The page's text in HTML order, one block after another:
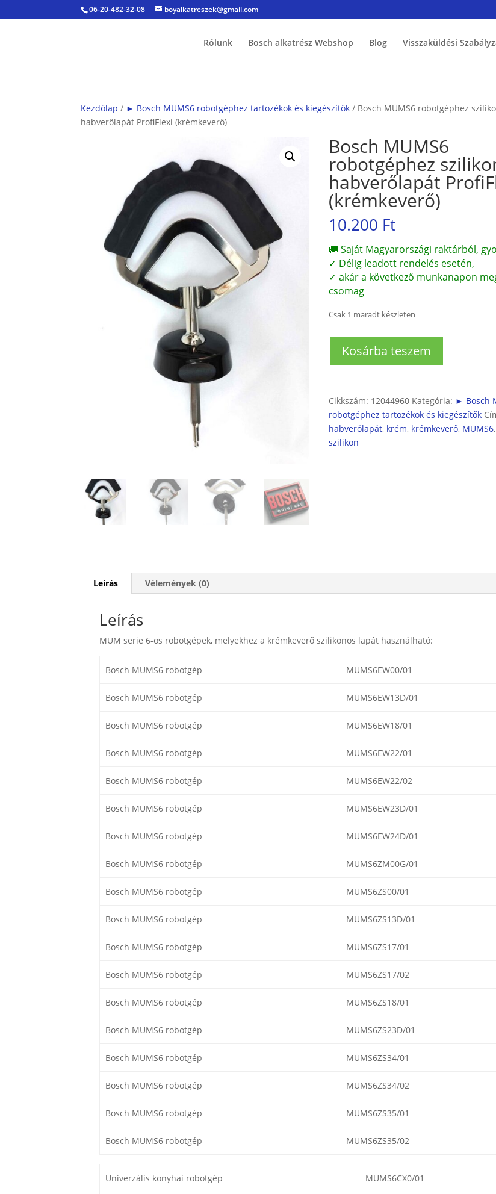
06-20-482-32-08 boyalkatreszek@gmail.com
Rólunk Bosch alkatrész Webshop Blog Visszaküldési
Kezdőlap / ► Bosch MUMS6 robotgéphez tartozékok és kiegészítők / Bosch MUMS6 robotgéphez
habverőlapát ProfiFlexi (krémkeverő)
Bosch MUMS6
robotgéphez
habverőlapát
(krémkeverő)
10.200 Ft
🚚 Saját Magyarországi raktárból,
✓ Délig leadott rendelés esetén,
✓ akár a következő munkanapon
csomag
Csak 1 maradt készleten
MUMS6
habverőlapát
ProfiFlexi
(krémkeverő)
mennyiség
Kosárba teszem
Cikkszám: 12044960 Kategória: ► Bosch
robotgéphez tartozékok és kiegészítők
habverőlapát, krém, krémkeverő, MUMS6,
szilikon
Leírás Vélemények (0)
Leírás
MUM serie 6-os robotgépek, melyekhez a krémkeverő szilikonos lapát használható:
Bosch MUMS6 robotgép MUMS6EW00/01
Bosch MUMS6 robotgép MUMS6EW13D/01
Bosch MUMS6 robotgép MUMS6EW18/01
Bosch MUMS6 robotgép MUMS6EW22/01
Bosch MUMS6 robotgép MUMS6EW22/02
Bosch MUMS6 robotgép MUMS6EW23D/01
Bosch MUMS6 robotgép MUMS6EW24D/01
Bosch MUMS6 robotgép MUMS6ZM00G/01
Bosch MUMS6 robotgép MUMS6ZS00/01
Bosch MUMS6 robotgép MUMS6ZS13D/01
Bosch MUMS6 robotgép MUMS6ZS17/01
Bosch MUMS6 robotgép MUMS6ZS17/02
Bosch MUMS6 robotgép MUMS6ZS18/01
Bosch MUMS6 robotgép MUMS6ZS23D/01
Bosch MUMS6 robotgép MUMS6ZS34/01
Bosch MUMS6 robotgép MUMS6ZS34/02
Bosch MUMS6 robotgép MUMS6ZS35/01
Bosch MUMS6 robotgép MUMS6ZS35/02
Univerzális konyhai robotgép MUMS6CX0/01